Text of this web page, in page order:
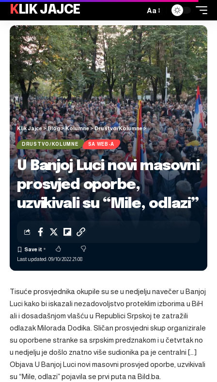
KLIK JAJCE Aa
Klik Jajce>Blog>Kolumne>Drustvo/Kolumne>U Banjoj Luci novi masovni prosvjed oporbe, uzvikivali su “Mile, odlazi”
DRUSTVO/KOLUMNE SA WEB-A
U Banjoj Luci novi masovni
prosvjed oporbe,
uzvikivali su “Mile, odlazi”
Last updated: 09/10/2022 21:08
Tisuće prosvjednika okupile su se u nedjelju navečer u Banjoj
Luci kako bi iskazali nezadovoljstvo proteklim izborima u BiH
ali i dosadašnjom vlašću u Republici Srpskoj te zatražili
odlazak Milorada Dodika. Sličan prosvjedni skup organizirale
su oporbene stranke sa srpskim predznakom i u četvrtak no
u nedjelju je došlo znatno više sudionika pa je centralni […]
Objava U Banjoj Luci novi masovni prosvjed oporbe, uzvikivali
su “Mile, odlazi”pojavila se prvi puta na Bild.ba